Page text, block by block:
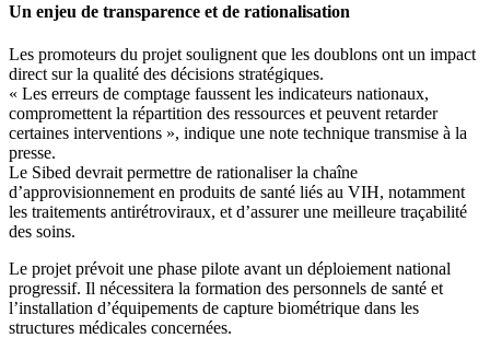
Un enjeu de transparence et de rationalisation
Les promoteurs du projet soulignent que les doublons ont un impact
direct sur la qualité des décisions stratégiques.
« Les erreurs de comptage faussent les indicateurs nationaux,
compromettent la répartition des ressources et peuvent retarder
certaines interventions », indique une note technique transmise à la
presse.
Le Sibed devrait permettre de rationaliser la chaîne
d’approvisionnement en produits de santé liés au VIH, notamment
les traitements antirétroviraux, et d’assurer une meilleure traçabilité
des soins.
Le projet prévoit une phase pilote avant un déploiement national
progressif. Il nécessitera la formation des personnels de santé et
l’installation d’équipements de capture biométrique dans les
structures médicales concernées.